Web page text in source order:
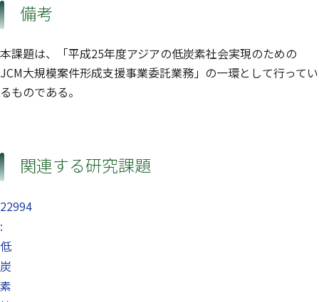
備考
本課題は、「平成25年度アジアの低炭素社会実現のための
JCM大規模案件形成支援事業委託業務」の一環として行ってい
るものである。
関連する研究課題
22994
:
低
炭
素